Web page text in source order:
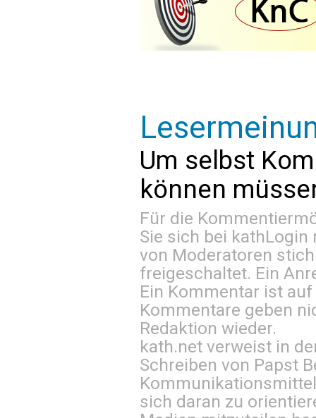
Um selbst
können
Für die
Sie sich bei kathLogin
von Moderatoren
freigeschaltet. Ein
Ein Kommentar ist
Kommentare geben
Redaktion wieder.
kath.net verweist in
Schreiben von Papst
sich daran zu